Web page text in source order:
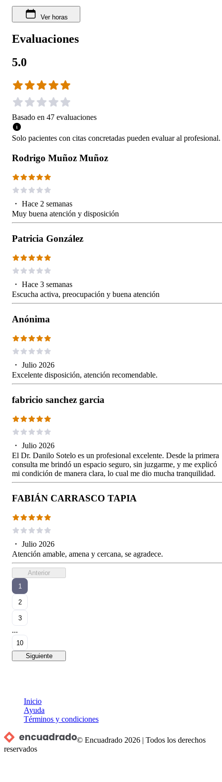
Ver horas
Evaluaciones
5.0
Basado en 47 evaluaciones
Solo pacientes con citas concretadas pueden evaluar al profesional.
Rodrigo Muñoz Muñoz
・ Hace 2 semanas
Muy buena atención y disposición
Patricia González
・ Hace 3 semanas
Escucha activa, preocupación y buena atención
Anónima
・ Julio 2026
Excelente disposición, atención recomendable.
fabricio sanchez garcia
・ Julio 2026
El Dr. Danilo Sotelo es un profesional excelente. Desde la primera
consulta me brindó un espacio seguro, sin juzgarme, y me explicó
mi condición de manera clara, lo cual me dio mucha tranquilidad.
FABIÁN CARRASCO TAPIA
・ Julio 2026
Atención amable, amena y cercana, se agradece.
Anterior
1
2
3
...
10
Siguiente
Inicio
Ayuda
Términos y condiciones
© Encuadrado 2026 |Todos los derechos
reservados